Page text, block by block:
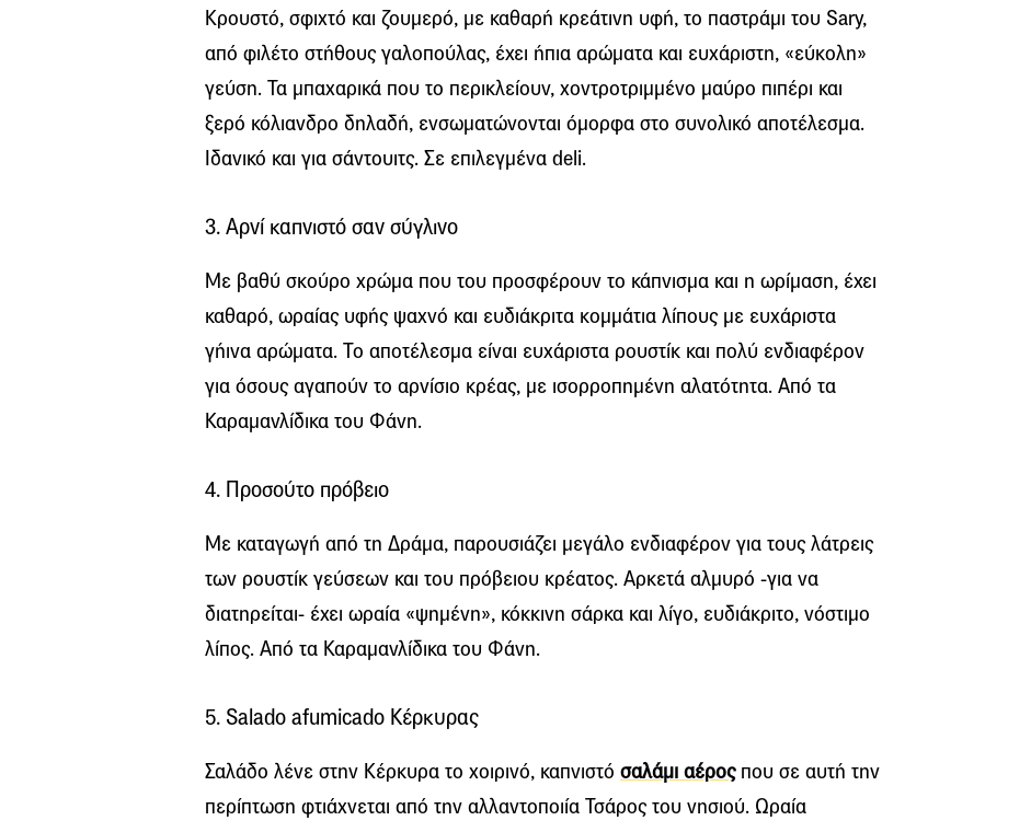
Κρουστό, σφιχτό και ζουμερό, με καθαρή κρεάτινη υφή, το παστράμι του Sary,
από φιλέτο στήθους γαλοπούλας, έχει ήπια αρώματα και ευχάριστη, «εύκολη»
γεύση. Τα μπαχαρικά που το περικλείουν, χοντροτριμμένο μαύρο πιπέρι και
ξερό κόλιανδρο δηλαδή, ενσωματώνονται όμορφα στο συνολικό αποτέλεσμα.
Ιδανικό και για σάντουιτς. Σε επιλεγμένα deli.
3. Αρνί καπνιστό σαν σύγλινο
Με βαθύ σκούρο χρώμα που του προσφέρουν το κάπνισμα και η ωρίμαση, έχει
καθαρό, ωραίας υφής ψαχνό και ευδιάκριτα κομμάτια λίπους με ευχάριστα
γήινα αρώματα. Το αποτέλεσμα είναι ευχάριστα ρουστίκ και πολύ ενδιαφέρον
για όσους αγαπούν το αρνίσιο κρέας, με ισορροπημένη αλατότητα. Από τα
Καραμανλίδικα του Φάνη.
4. Προσούτο πρόβειο
Με καταγωγή από τη Δράμα, παρουσιάζει μεγάλο ενδιαφέρον για τους λάτρεις
των ρουστίκ γεύσεων και του πρόβειου κρέατος. Αρκετά αλμυρό -για να
διατηρείται- έχει ωραία «ψημένη», κόκκινη σάρκα και λίγο, ευδιάκριτο, νόστιμο
λίπος. Από τα Καραμανλίδικα του Φάνη.
5. Salado afumicado Κέρκυρας
Σαλάδο λένε στην Κέρκυρα το χοιρινό, καπνιστό σαλάμι αέροςπου σε αυτή την
περίπτωση φτιάχνεται από την αλλαντοποιία Τσάρος του νησιού. Ωραία